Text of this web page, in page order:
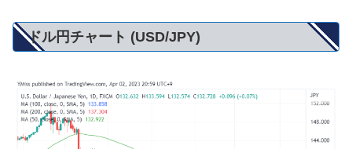
ドル円チャート (USD/JPY)